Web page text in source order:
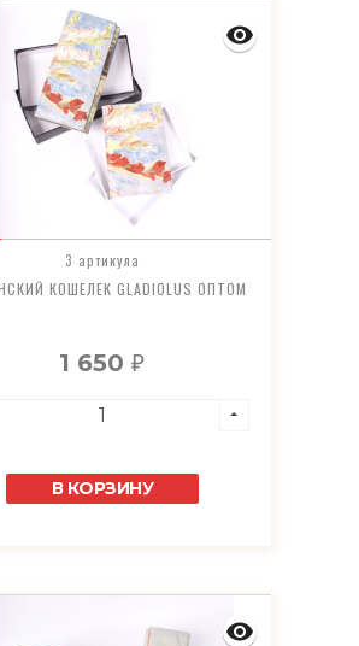
3 артикула
КОШЕЛЕК GLADIOLUS ОПТОМ
1 650₽
В КОРЗИНУ